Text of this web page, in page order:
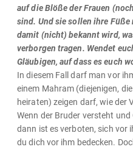
auf die Blöße der Frauen
sind. Und sie sollen ihre
damit (nicht) bekannt wird,
verborgen tragen. Wendet
Gläubigen, auf dass es euch
In diesem Fall darf man vor
einem Mahram (diejenigen,
heiraten) zeigen darf, wie der
Wenn der Bruder versteht
dann ist es verboten, sich vor
du dich vor ihm bedecken.